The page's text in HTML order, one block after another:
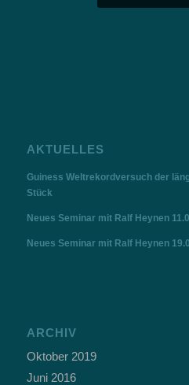
AKTUELLES
Guiness Weltrekordversuch der
Stück
Neues Seminar mit Ralf Heynen
Neues Seminar mit Ralf Heynen
ARCHIV
Oktober 2019
Juni 2016